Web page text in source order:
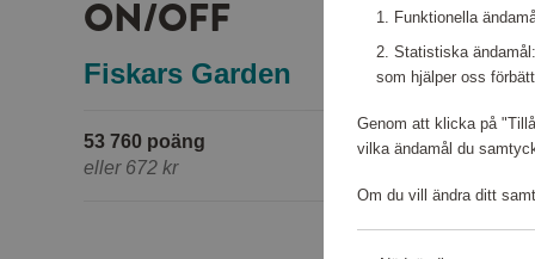
ON/OFF
Fiskars Garden
53 760 poäng
eller 672 kr
Funktionella
Statistiska
som hjälper oss
Genom att klicka på
vilka ändamål du
Om du vill ändra ditt